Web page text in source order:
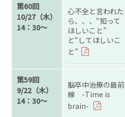
第60回
10/27（木）
14：30～
心不全と言われた
ら、、、“知って
ほしいこと”
と“してほしいこ
と”
第59回
9/22（木）
14：30～
脳卒中治療の最前
線 -Time is
brain-